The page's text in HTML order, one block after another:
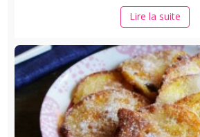
Lire la suite